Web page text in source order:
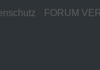
FORUM